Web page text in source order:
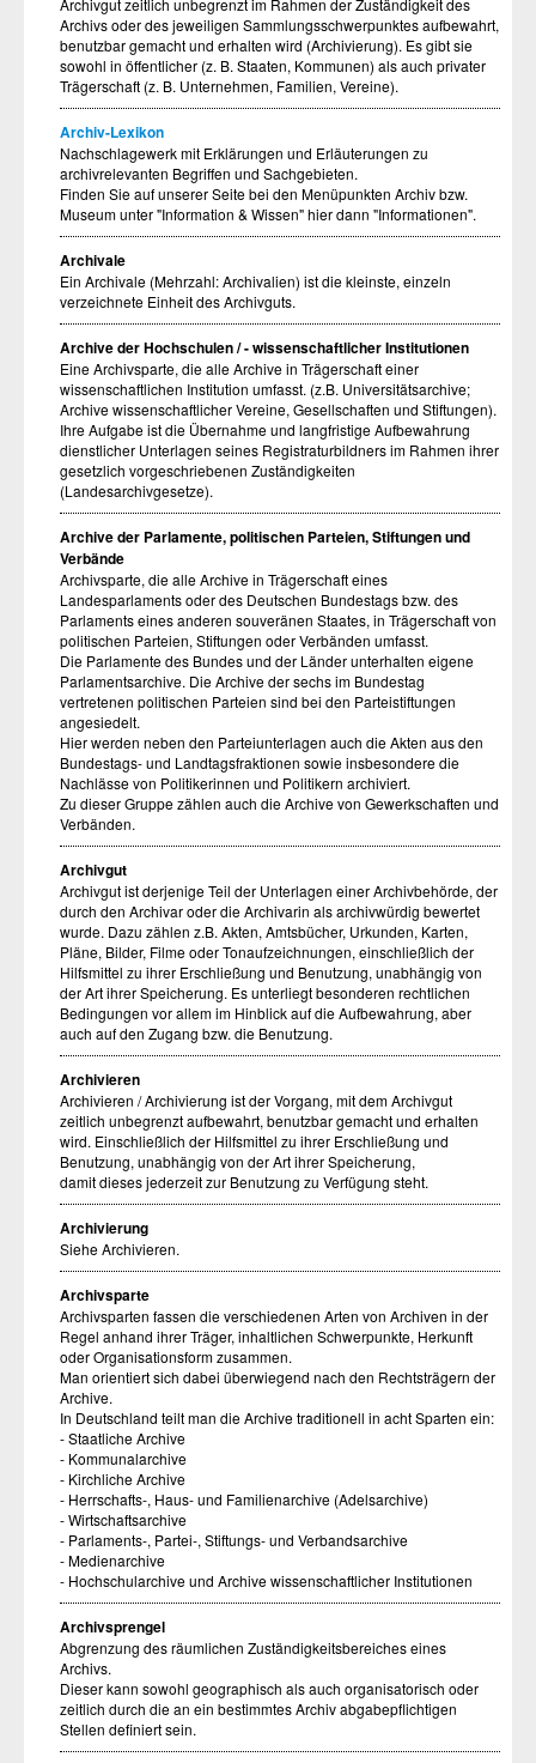
Archivgut zeitlich unbegrenzt im Rahmen der Zuständigkeit des
Archivs oder des jeweiligen Sammlungsschwerpunktes aufbewahrt,
benutzbar gemacht und erhalten wird (Archivierung). Es gibt sie
sowohl in öffentlicher (z. B. Staaten, Kommunen) als auch privater
Trägerschaft (z. B. Unternehmen, Familien, Vereine).
Archiv-Lexikon
Nachschlagewerk mit Erklärungen und Erläuterungen zu
archivrelevanten Begriffen und Sachgebieten.
Finden Sie auf unserer Seite bei den Menüpunkten Archiv bzw.
Museum unter "Information & Wissen" hier dann "Informationen".
Archivale
Ein Archivale (Mehrzahl: Archivalien) ist die kleinste, einzeln
verzeichnete Einheit des Archivguts.
Archive der Hochschulen / - wissenschaftlicher Institutionen
Eine Archivsparte, die alle Archive in Trägerschaft einer
wissenschaftlichen Institution umfasst. (z.B. Universitätsarchive;
Archive wissenschaftlicher Vereine, Gesellschaften und Stiftungen).
Ihre Aufgabe ist die Übernahme und langfristige Aufbewahrung
dienstlicher Unterlagen seines Registraturbildners im Rahmen ihrer
gesetzlich vorgeschriebenen Zuständigkeiten
(Landesarchivgesetze).
Archive der Parlamente, politischen Parteien, Stiftungen und
Verbände
Archivsparte, die alle Archive in Trägerschaft eines
Landesparlaments oder des Deutschen Bundestags bzw. des
Parlaments eines anderen souveränen Staates, in Trägerschaft von
politischen Parteien, Stiftungen oder Verbänden umfasst.
Die Parlamente des Bundes und der Länder unterhalten eigene
Parlamentsarchive. Die Archive der sechs im Bundestag
vertretenen politischen Parteien sind bei den Parteistiftungen
angesiedelt.
Hier werden neben den Parteiunterlagen auch die Akten aus den
Bundestags- und Landtagsfraktionen sowie insbesondere die
Nachlässe von Politikerinnen und Politikern archiviert.
Zu dieser Gruppe zählen auch die Archive von Gewerkschaften und
Verbänden.
Archivgut
Archivgut ist derjenige Teil der Unterlagen einer Archivbehörde, der
durch den Archivar oder die Archivarin als archivwürdig bewertet
wurde. Dazu zählen z.B. Akten, Amtsbücher, Urkunden, Karten,
Pläne, Bilder, Filme oder Tonaufzeichnungen, einschließlich der
Hilfsmittel zu ihrer Erschließung und Benutzung, unabhängig von
der Art ihrer Speicherung. Es unterliegt besonderen rechtlichen
Bedingungen vor allem im Hinblick auf die Aufbewahrung, aber
auch auf den Zugang bzw. die Benutzung.
Archivieren
Archivieren / Archivierung ist der Vorgang, mit dem Archivgut
zeitlich unbegrenzt aufbewahrt, benutzbar gemacht und erhalten
wird. Einschließlich der Hilfsmittel zu ihrer Erschließung und
Benutzung, unabhängig von der Art ihrer Speicherung,
damit dieses jederzeit zur Benutzung zu Verfügung steht.
Archivierung
Siehe Archivieren.
Archivsparte
Archivsparten fassen die verschiedenen Arten von Archiven in der
Regel anhand ihrer Träger, inhaltlichen Schwerpunkte, Herkunft
oder Organisationsform zusammen.
Man orientiert sich dabei überwiegend nach den Rechtsträgern der
Archive.
In Deutschland teilt man die Archive traditionell in acht Sparten ein:
- Staatliche Archive
- Kommunalarchive
- Kirchliche Archive
- Herrschafts-, Haus- und Familienarchive (Adelsarchive)
- Wirtschaftsarchive
- Parlaments-, Partei-, Stiftungs- und Verbandsarchive
- Medienarchive
- Hochschularchive und Archive wissenschaftlicher Institutionen
Archivsprengel
Abgrenzung des räumlichen Zuständigkeitsbereiches eines
Archivs.
Dieser kann sowohl geographisch als auch organisatorisch oder
zeitlich durch die an ein bestimmtes Archiv abgabepflichtigen
Stellen definiert sein.